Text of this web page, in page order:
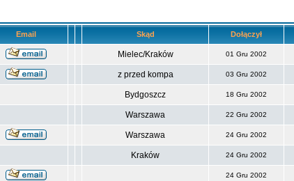
Email Skąd Dołączył
Mielec/Kraków 01 Gru 2002
z przed kompa 03 Gru 2002
Bydgoszcz 18 Gru 2002
Warszawa 22 Gru 2002
Warszawa 24 Gru 2002
Kraków 24 Gru 2002
24 Gru 2002